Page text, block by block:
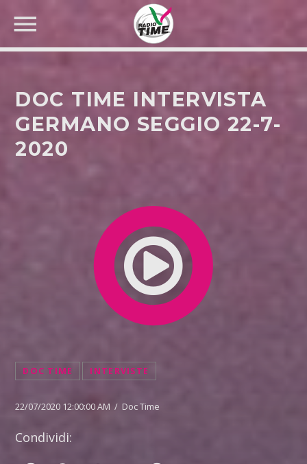
CERCA NEL SITO WEB:
DOC TIME INTERVISTA
GERMANO SEGGIO 22-7-
2020
DOC TIME INTERVISTE
22/07/2020 12:00:00 AM / Doc Time
Condividi: